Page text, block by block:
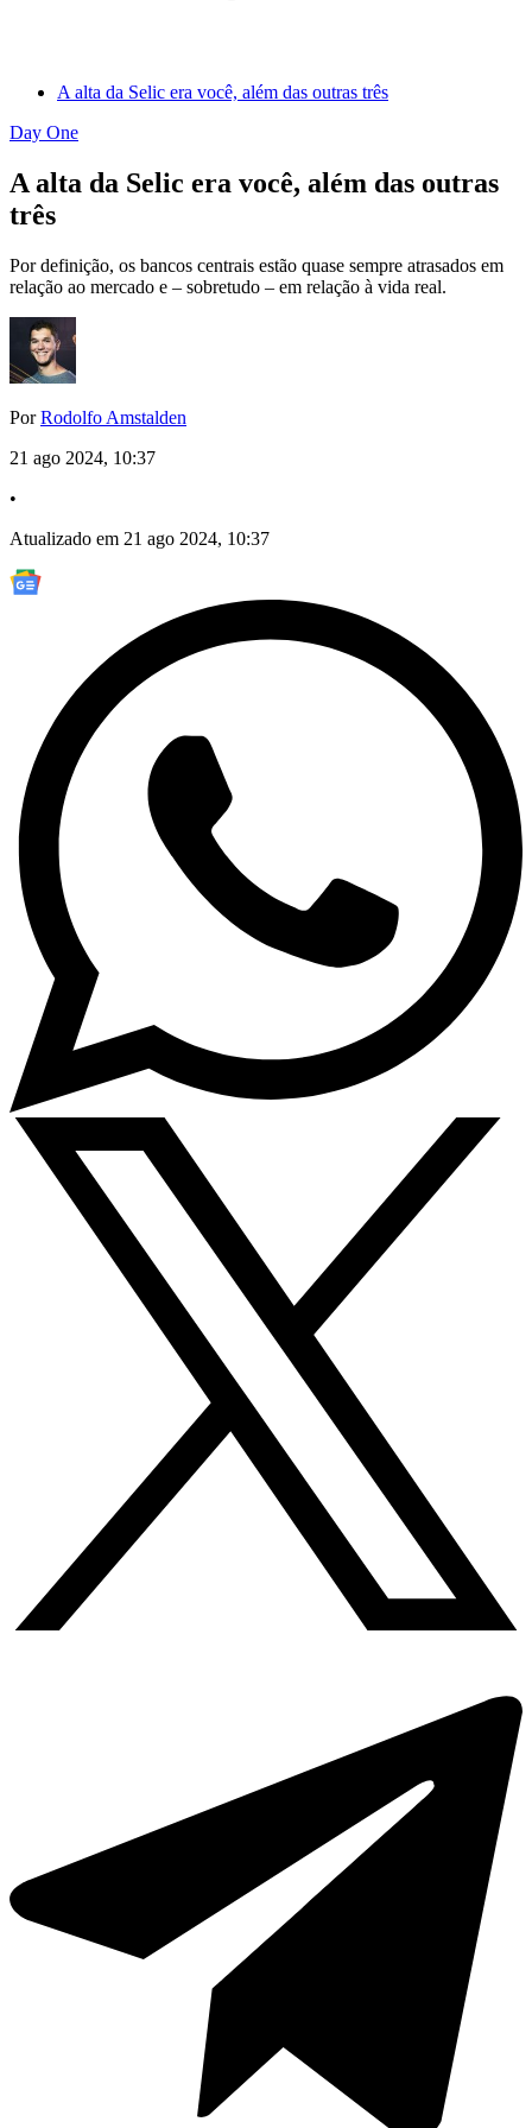
A alta da Selic era você, além das outras três
Day One
A alta da Selic era você, além das outras
três
Por definição, os bancos centrais estão quase sempre atrasados em
relação ao mercado e – sobretudo – em relação à vida real.
PorRodolfo Amstalden
21 ago 2024, 10:37
•
Atualizado em 21 ago 2024, 10:37